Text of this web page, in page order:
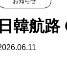
日韓航